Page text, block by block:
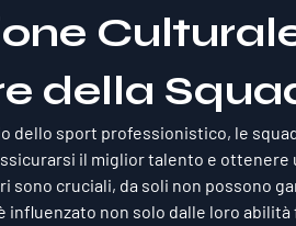
della
dello sport professionistico, le
il miglior talento e
sono cruciali, da soli non possono
non solo dalle loro